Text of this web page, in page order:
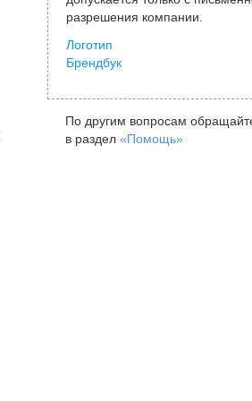
разрешения компании.
Логотип
Брендбук
По другим вопросам
в раздел «Помощь»